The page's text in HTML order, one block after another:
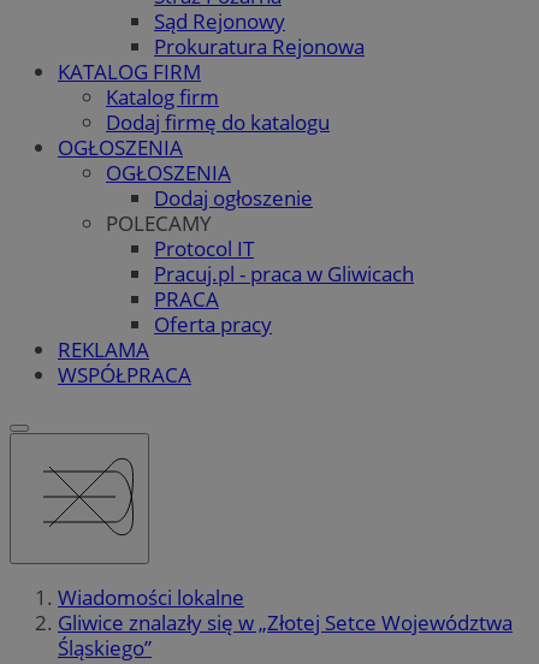
Sąd Rejonowy
Prokuratura Rejonowa
KATALOG FIRM
Katalog firm
Dodaj firmę do katalogu
OGŁOSZENIA
OGŁOSZENIA
Dodaj ogłoszenie
POLECAMY
Protocol IT
Pracuj.pl - praca w Gliwicach
PRACA
Oferta pracy
REKLAMA
WSPÓŁPRACA
Wiadomości lokalne
Gliwice znalazły się w „Złotej Setce Województwa
Śląskiego”